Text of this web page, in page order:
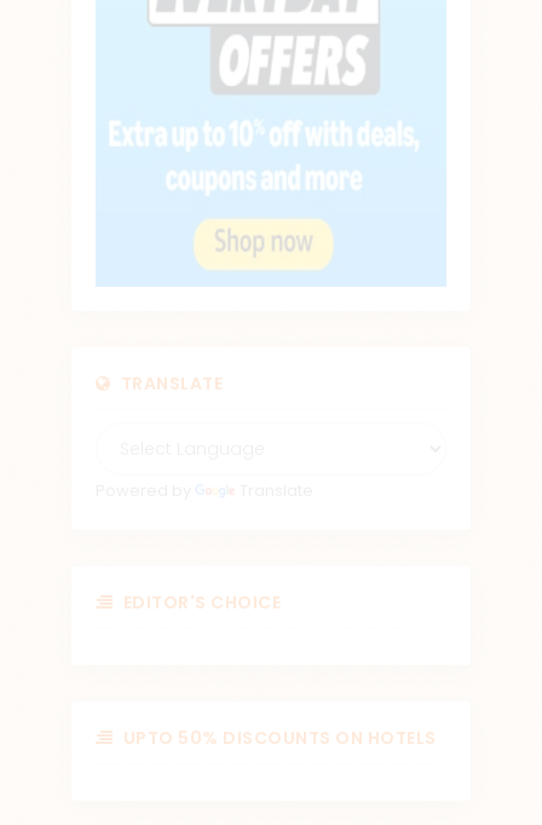
TRANSLATE
EDITOR'S CHOICE
UPTO 50% DISCOUNTS ON HOTELS